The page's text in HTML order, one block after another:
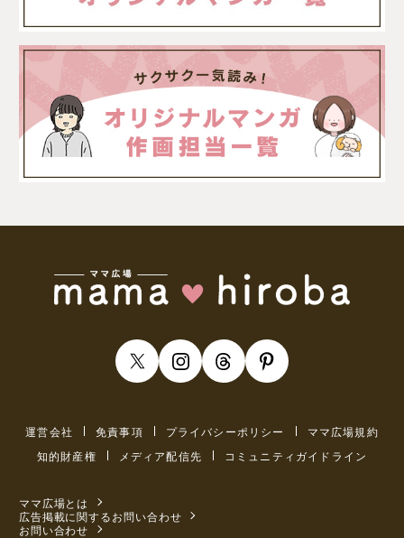
運営会社 免責事項 プライバシーポリシー
ママ広場規約
知的財産権
メディア配信先 コミュニティガイドライン
ママ広場とは
広告掲載に関するお問い合わせ
お問い合わせ